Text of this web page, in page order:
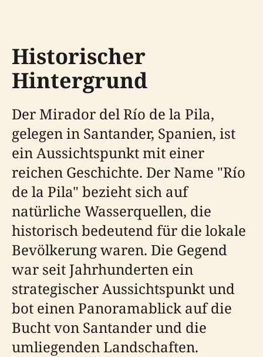
Historischer
Hintergrund
Der Mirador del Río de la Pila,
gelegen in Santander, Spanien, ist
ein Aussichtspunkt mit einer
reichen Geschichte. Der Name "Río
de la Pila" bezieht sich auf
natürliche Wasserquellen, die
historisch bedeutend für die lokale
Bevölkerung waren. Die Gegend
war seit Jahrhunderten ein
strategischer Aussichtspunkt und
bot einen Panoramablick auf die
Bucht von Santander und die
umliegenden Landschaften.